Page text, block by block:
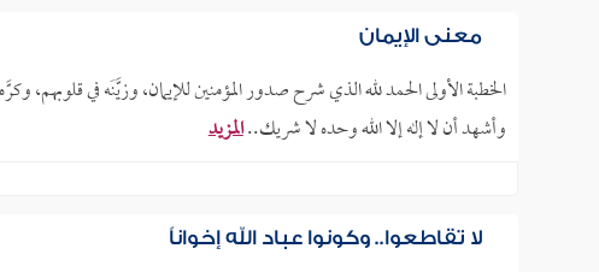
معنى الإيمان
الخطبة الأولى الحمد لله الذي شرح صدور المؤمنين للإيمان، وزيَّنَه في
وأشهد أن لا إله إلا الله وحده لا شريك..المزيد
لا تقاطعوا.. وكونوا عباد الله إخواناً